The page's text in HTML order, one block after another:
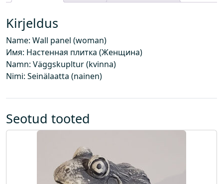
n
a
i
n
e
)
k
g
u
s
Kirjeldus
Name: Wall panel (woman)
Имя: Настенная плитка (Женщина)
Namn: Väggskupltur (kvinna)
Nimi: Seinälaatta (nainen)
Seotud tooted